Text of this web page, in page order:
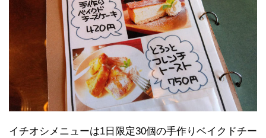
イチオシメニューは1日限定30個の手作りベイクドチー